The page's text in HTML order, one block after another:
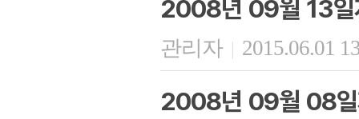
2008년 09월 13일
관리자 | 2015.06.01
2008년 09월 08일